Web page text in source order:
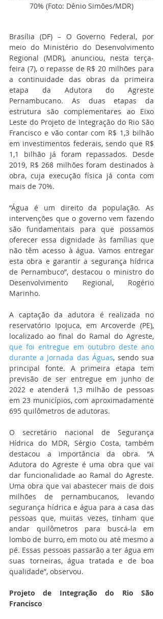
70% (Foto: Dênio Simões/MDR)
Brasília (DF) – O Governo Federal, por
meio do Ministério do Desenvolvimento
Regional (MDR), anunciou, nesta terça-
feira (7), o repasse de R$ 20 milhões para
a continuidade das obras da primeira
etapa da Adutora do Agreste
Pernambucano. As duas etapas da
estrutura são complementares ao Eixo
Leste do Projeto de Integração do Rio São
Francisco e vão contar com R$ 1,3 bilhão
em investimentos federais, sendo que R$
1,1 bilhão já foram repassados. Desde
2019, R$ 268 milhões foram destinados à
obra, cuja execução física já conta com
mais de 70%.
“Água é um direito da população. As
intervenções que o governo vem fazendo
são fundamentais para que possamos
oferecer essa dignidade às famílias que
não têm acesso à água. Vamos entregar
esta obra e garantir a segurança hídrica
de Pernambuco”, destacou o ministro do
Desenvolvimento Regional, Rogério
Marinho.
A captação da adutora é realizada no
reservatório Ipojuca, em Arcoverde (PE),
que foi entregue em outubro deste ano
durante a Jornada das Águas, sendo sua
principal fonte. A primeira etapa tem
previsão de ser entregue em junho de
2022 e atenderá 1,3 milhão de pessoas
em 23 municípios, com aproximadamente
695 quilômetros de adutoras.
O secretário nacional de Segurança
Hídrica do MDR, Sérgio Costa, também
destacou a importância da obra. “A
Adutora do Agreste é uma obra que vai
dar funcionalidade ao Ramal do Agreste.
Uma obra que vai abastecer mais de dois
milhões de pernambucanos, levando
segurança hídrica e água para a casa das
pessoas que, muitas vezes, tinham que
andar quilômetros para buscá-la em
lombo de burro, em moto ou até mesmo a
pé. Essas pessoas passarão a ter água em
suas torneiras, água tratada e de boa
qualidade”, observou.
Projeto de Integração do Rio São
Francisco